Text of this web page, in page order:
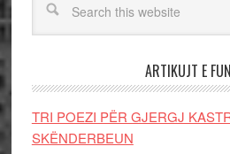
ARTIKUJT E
TRI POEZI PËR GJERGJ
SKËNDERBEUN